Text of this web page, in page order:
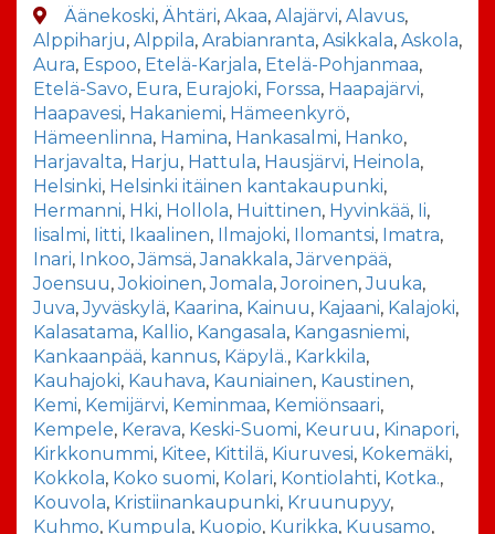
Äänekoski, Ähtäri, Akaa, Alajärvi, Alavus,
Alppiharju, Alppila, Arabianranta, Asikkala, Askola,
Aura, Espoo, Etelä-Karjala, Etelä-Pohjanmaa,
Etelä-Savo, Eura, Eurajoki, Forssa, Haapajärvi,
Haapavesi, Hakaniemi, Hämeenkyrö,
Hämeenlinna, Hamina, Hankasalmi, Hanko,
Harjavalta, Harju, Hattula, Hausjärvi, Heinola,
Helsinki, Helsinki itäinen kantakaupunki,
Hermanni, Hki, Hollola, Huittinen, Hyvinkää, Ii,
Iisalmi, Iitti, Ikaalinen, Ilmajoki, Ilomantsi, Imatra,
Inari, Inkoo,Jämsä,Janakkala,Järvenpää,
Joensuu,Jokioinen,Jomala,Joroinen,Juuka,
Juva,Jyväskylä, Kaarina, Kainuu, Kajaani, Kalajoki,
Kalasatama, Kallio, Kangasala, Kangasniemi,
Kankaanpää, kannus, Käpylä., Karkkila,
Kauhajoki, Kauhava, Kauniainen, Kaustinen,
Kemi, Kemijärvi, Keminmaa, Kemiönsaari,
Kempele, Kerava, Keski-Suomi, Keuruu, Kinapori,
Kirkkonummi, Kitee, Kittilä, Kiuruvesi, Kokemäki,
Kokkola, Koko suomi, Kolari, Kontiolahti, Kotka.,
Kouvola, Kristiinankaupunki, Kruunupyy,
Kuhmo, Kumpula, Kuopio, Kurikka, Kuusamo,